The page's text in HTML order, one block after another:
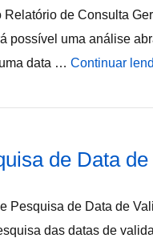
Relatório de Consulta
possível uma análise
data … Continuar
de Data
Pesquisa de Data de
das datas de